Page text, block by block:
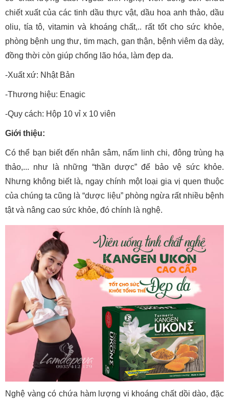
chiết xuất của các tinh dầu thực vật, dầu hoa anh thảo, dầu
oliu, tía tô, vitamin và khoáng chất,.. rất tốt cho sức khỏe,
phòng bệnh ung thư, tim mạch, gan thận, bệnh viêm dạ dày,
đồng thời còn giúp chống lão hóa, làm đẹp da.
-Xuất xứ: Nhật Bản
-Thương hiệu: Enagic
-Quy cách: Hộp 10 vỉ x 10 viên
Giới thiệu:
Có thể bạn biết đến nhân sâm, nấm linh chi, đông trùng hạ
thảo,... như là những “thần dược” để bảo vệ sức khỏe.
Nhưng không biết là, ngay chính một loại gia vị quen thuộc
của chúng ta cũng là “dược liệu” phòng ngừa rất nhiều bệnh
tật và nâng cao sức khỏe, đó chính là nghệ.
Nghệ vàng có chứa hàm lượng vi khoáng chất dồi dào, đặc